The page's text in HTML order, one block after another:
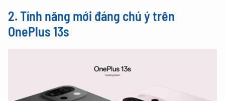
2. Tính năng mới đáng chú ý trên
OnePlus 13s